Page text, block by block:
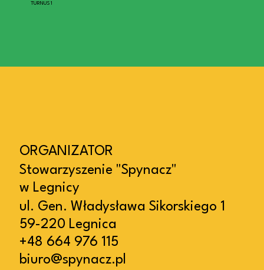
TURNUS 1
ORGANIZATOR
Stowarzyszenie "Spynacz"
w Legnicy
ul. Gen. Władysława Sikorskiego 1
59-220 Legnica
+48 664 976 115
biuro@spynacz.pl